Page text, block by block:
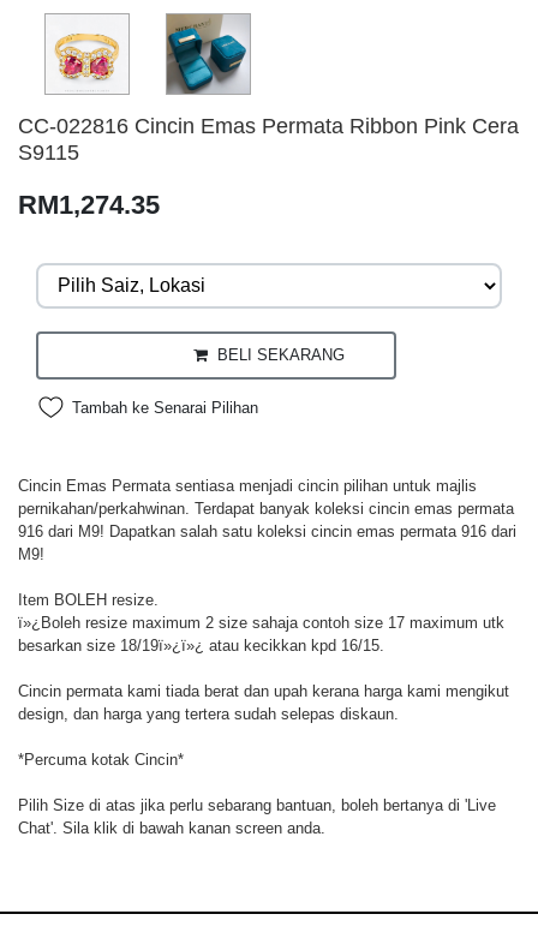
CC-022816 Cincin Emas Permata Ribbon Pink Cera
S9115
RM1,274.35
BELI SEKARANG
Tambah ke Senarai Pilihan
Cincin Emas Permata sentiasa menjadi cincin pilihan untuk majlis
pernikahan/perkahwinan. Terdapat banyak koleksi cincin emas permata
916 dari M9! Dapatkan salah satu koleksi cincin emas permata 916 dari
M9!
Item BOLEH resize.
ï»¿Boleh resize maximum 2 size sahaja contoh size 17 maximum utk
besarkan size 18/19ï»¿ï»¿ atau kecikkan kpd 16/15.
Cincin permata kami tiada berat dan upah kerana harga kami mengikut
design, dan harga yang tertera sudah selepas diskaun.
*Percuma kotak Cincin*
Pilih Size di atas jika perlu sebarang bantuan, boleh bertanya di 'Live
Chat'. Sila klik di bawah kanan screen anda.